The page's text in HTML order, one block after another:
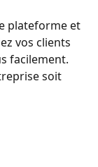
plateforme et
vos clients
facilement.
soit